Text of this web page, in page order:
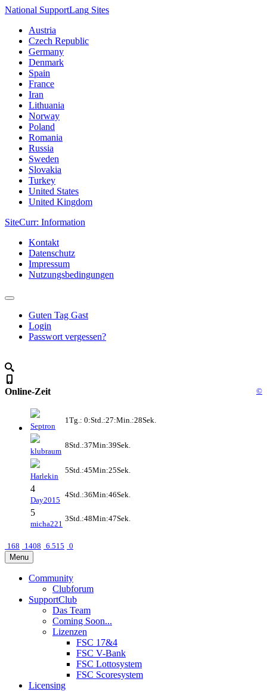
National SupportLang Sites
Austria
Czech Republic
Germany
Denmark
Spain
France
Iran
Lithuania
Norway
Poland
Romania
Russia
Sweden
Slovakia
Turkey
United States
United Kingdom
SiteCurr: Information
Kontakt
Datenschutz
Impressum
Nutzungsbedingungen
Guten Tag Gast
Login
Passwort vergessen?
Online-Zeit ©
Septron
1Tg.: 0:Std.:27:Min.:28Sek.
klubraum
8Std.:37Min:39Sek.
Harlekin
5Std.:45Min:25Sek.
4
Day2015
4Std.:36Min:46Sek.
5
micha221
3Std.:48Min:47Sek.
168 1408 6.515 0
Menu
Community
Clubforum
SupportClub
Das Team
Coming Soon...
Lizenzen
FSC 17&4
FSC V-Bank
FSC Lottosystem
FSC Scoresystem
Licensing